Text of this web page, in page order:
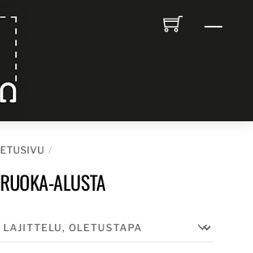
ETUSIVU
RUOKA-ALUSTA